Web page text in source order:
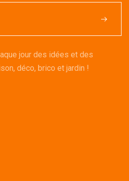
jour des idées et des
déco, brico et jardin !